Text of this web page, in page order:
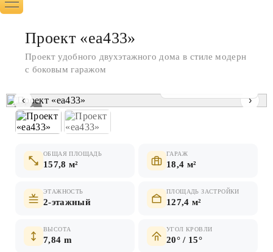
1 / 2
‹ ›
ОБЩАЯ ПЛОЩАДЬ
157,8 м²
ГАРАЖ
18,4 м²
ЭТАЖНОСТЬ
2-этажный
ПЛОЩАДЬ ЗАСТРОЙКИ
127,4 м²
ВЫСОТА
7,84 m
УГОЛ КРОВЛИ
20° / 15°
Проект «ea433»
Проект удобного двухэтажного дома в стиле модерн
с боковым гаражом